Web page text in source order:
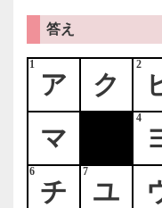
答え
1 2
4
6 7
ア ク
マ
チ
ユ